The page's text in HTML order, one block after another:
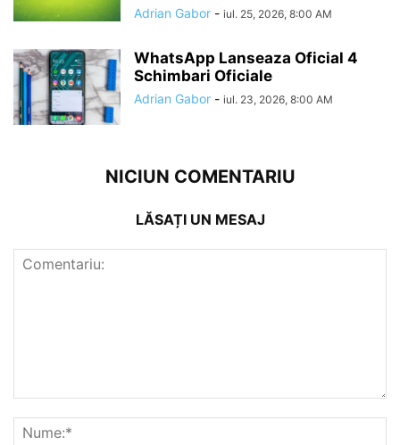
Adrian Gabor - iul. 25, 2026, 8:00 AM
WhatsApp Lanseaza Oficial 4
Schimbari Oficiale
Adrian Gabor - iul. 23, 2026, 8:00 AM
NICIUN COMENTARIU
LĂSAȚI UN MESAJ